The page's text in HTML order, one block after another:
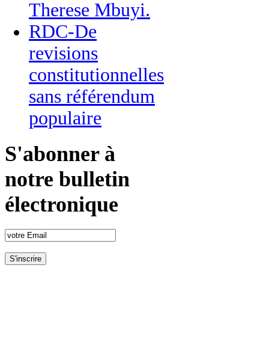
Therese Mbuyi.
RDC-De
revisions
constitutionnelles
sans référendum
populaire
S'abonner à
notre bulletin
électronique